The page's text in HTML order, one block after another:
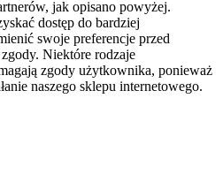
jak opisano powyżej.
dostęp do bardziej
swoje preferencje przed
Niektóre rodzaje
zgody użytkownika, ponieważ
naszego sklepu internetowego.